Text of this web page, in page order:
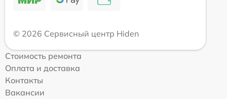
© 2026 Сервисный центр Hiden
Стоимость ремонта
Оплата и доставка
Контакты
Вакансии